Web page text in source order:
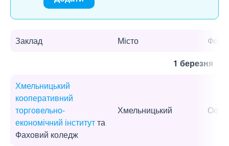
Заклад Місто
1 березня
Хмельницький
кооперативний
торговельно-
економічний інститутта
Фаховий коледж
Хмельницький